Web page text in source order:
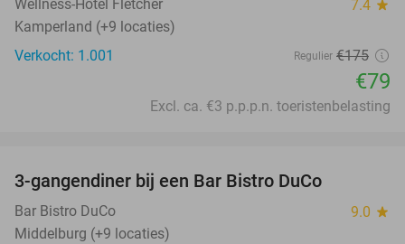
Wellness-Hotel Fletcher 7.4 star
Kamperland (+9 locaties)
Verkocht: 1.001
Regulier €175
€79
Excl. ca. €3 p.p.p.n. toeristenbelasting
3-gangendiner bij een Bar Bistro DuCo
Bar Bistro DuCo 9.0 star
Middelburg (+9 locaties)